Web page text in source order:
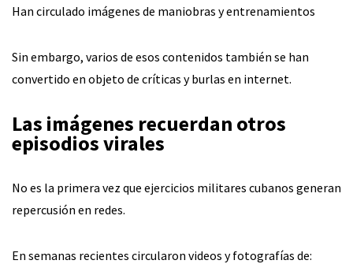
Han circulado imágenes de maniobras y entrenamientos
Sin embargo, varios de esos contenidos también se han
convertido en objeto de críticas y burlas en internet.
Las imágenes recuerdan otros
episodios virales
No es la primera vez que ejercicios militares cubanos generan
repercusión en redes.
En semanas recientes circularon videos y fotografías de: